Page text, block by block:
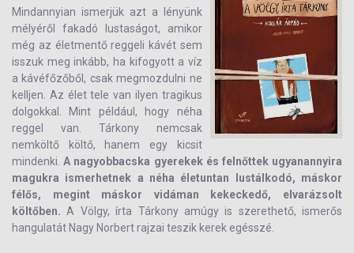
Mindannyian ismerjük azt a lényünk
mélyéről fakadó lustaságot, amikor
még az életmentő reggeli kávét sem
isszuk meg inkább, ha kifogyott a víz
a kávéfőzőből, csak megmozdulni ne
kelljen. Az élet tele van ilyen tragikus
dolgokkal. Mint például, hogy néha
reggel van. Tárkony nemcsak
nemköltő költő, hanem egy kicsit
mindenki.A nagyobbacska gyerekek és felnőttek ugyanannyira
magukra ismerhetnek a néha életuntan lustálkodó, máskor
félős, megint máskor vidáman kekeckedő, elvarázsolt
költőben. A Völgy, írta Tárkony amúgy is szerethető, ismerős
hangulatát Nagy Norbert rajzai teszik kerek egésszé.